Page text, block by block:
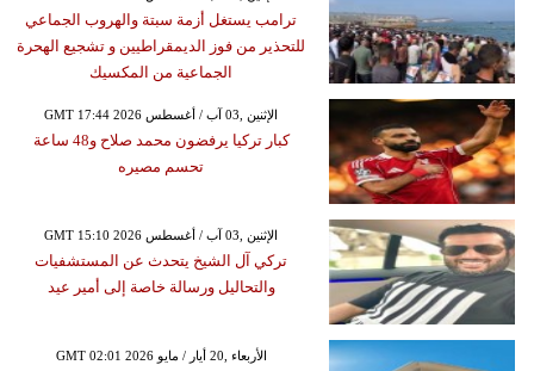
ترامب يستغل أزمة سبتة والهروب الجماعي
للتحذير من فوز الديمقراطيين و تشجيع الهحرة
الجماعية من المكسيك
GMT 17:44 2026 الإثنين ,03 آب / أغسطس
كبار تركيا يرفضون محمد صلاح و48 ساعة
تحسم مصيره
GMT 15:10 2026 الإثنين ,03 آب / أغسطس
تركي آل الشيخ يتحدث عن المستشفيات
والتحاليل ورسالة خاصة إلى أمير عيد
GMT 02:01 2026 الأربعاء ,20 أيار / مايو